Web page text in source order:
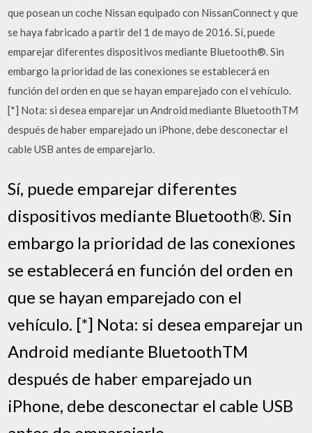
que posean un coche Nissan equipado con NissanConnect y que
se haya fabricado a partir del 1 de mayo de 2016. Sí, puede
emparejar diferentes dispositivos mediante Bluetooth®. Sin
embargo la prioridad de las conexiones se establecerá en
función del orden en que se hayan emparejado con el vehículo.
[*] Nota: si desea emparejar un Android mediante BluetoothTM
después de haber emparejado un iPhone, debe desconectar el
cable USB antes de emparejarlo.
Sí, puede emparejar diferentes
dispositivos mediante Bluetooth®. Sin
embargo la prioridad de las conexiones
se establecerá en función del orden en
que se hayan emparejado con el
vehículo. [*] Nota: si desea emparejar un
Android mediante BluetoothTM
después de haber emparejado un
iPhone, debe desconectar el cable USB